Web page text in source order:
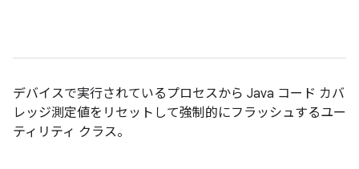
デバイスで実行されているプロセスから Java コード カバ
レッジ測定値をリセットして強制的にフラッシュするユー
ティリティ クラス。